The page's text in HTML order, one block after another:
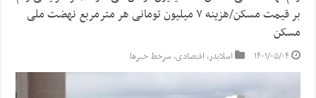
بر قیمت مسکن/هزینه ۷ میلیون تومانی هر مترمربع نهضت ملی
مسکن
۱۴۰۱/۰۵/۰۴ اسلایدر,اقتصادی,سرخط خبرها